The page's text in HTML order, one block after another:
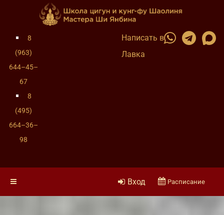
8
(963)
644–45–
67
8
(495)
664–36–
98
Написать в
Лавка
Вход Расписание